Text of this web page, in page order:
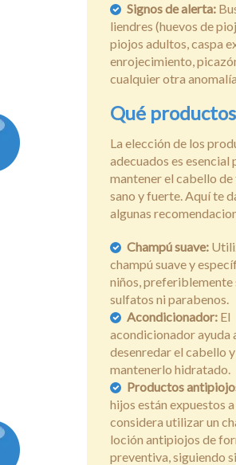
Signos de alerta:
liendres (huevos de
piojos adultos, caspa
enrojecimiento,
cualquier otra
Qué
La elección de los
adecuados es esencial
mantener el cabello de
sano y fuerte. Aquí te
algunas
Champú suave:
champú suave y
niños, preferiblemente
sulfatos ni parabenos.
Acondicionador: El
acondicionador ayuda
desenredar el cabello y
mantenerlo hidratado.
Productos
hijos están expuestos
considera utilizar un
loción antipiojos de
preventiva, siguiendo